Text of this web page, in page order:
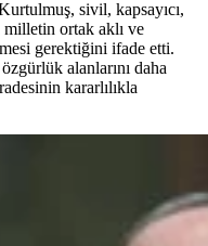
sivil, kapsayıcı,
ortak aklı ve
gerektiğini ifade etti.
alanlarını daha
kararlılıkla